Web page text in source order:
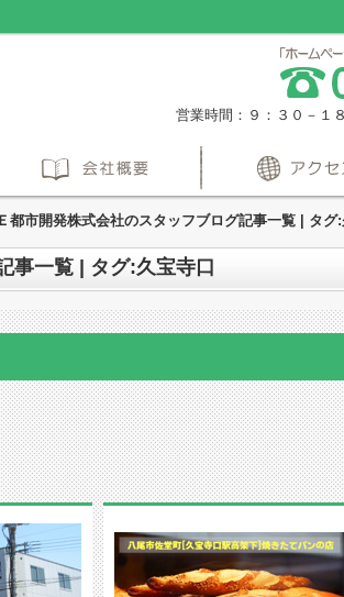
営業時間：９：３０－１
都市開発株式会社のスタッフブログ記事一覧 | タグ
事一覧 | タグ:久宝寺口